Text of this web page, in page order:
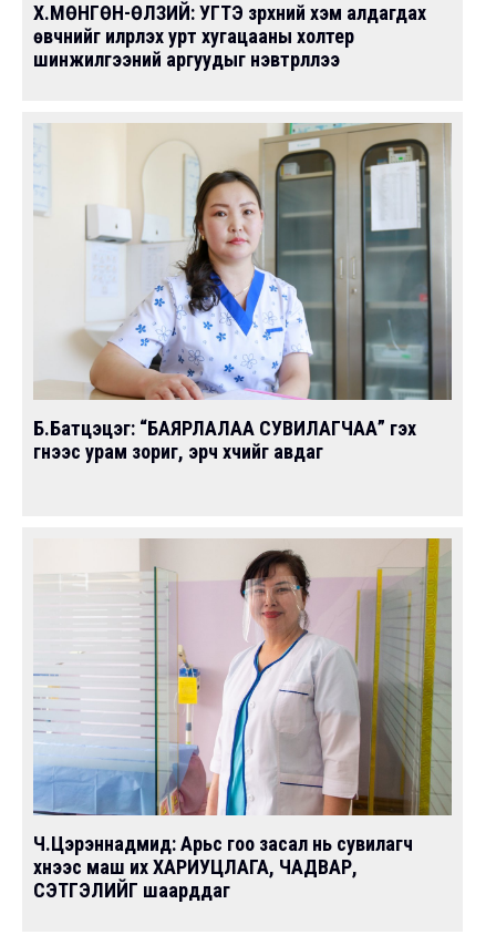
Х.МӨНГӨН-ӨЛЗИЙ: УГТЭ зүрхний хэм алдагдах
өвчнийг илрүүлэх урт хугацааны холтер
шинжилгээний аргуудыг нэвтрүүллээ
Б.Батцэцэг: “БАЯРЛАЛАА СУВИЛАГЧАА” гэх
үгнээс урам зориг, эрч хүчийг авдаг
Ч.Цэрэннадмид: Арьс гоо засал нь cувилагч
хүнээс маш их ХАРИУЦЛАГА, ЧАДВАР,
СЭТГЭЛИЙГ шаарддаг